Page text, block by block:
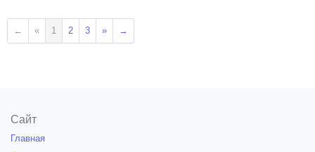
← « 1 2 3 » →
Сайт
Главная